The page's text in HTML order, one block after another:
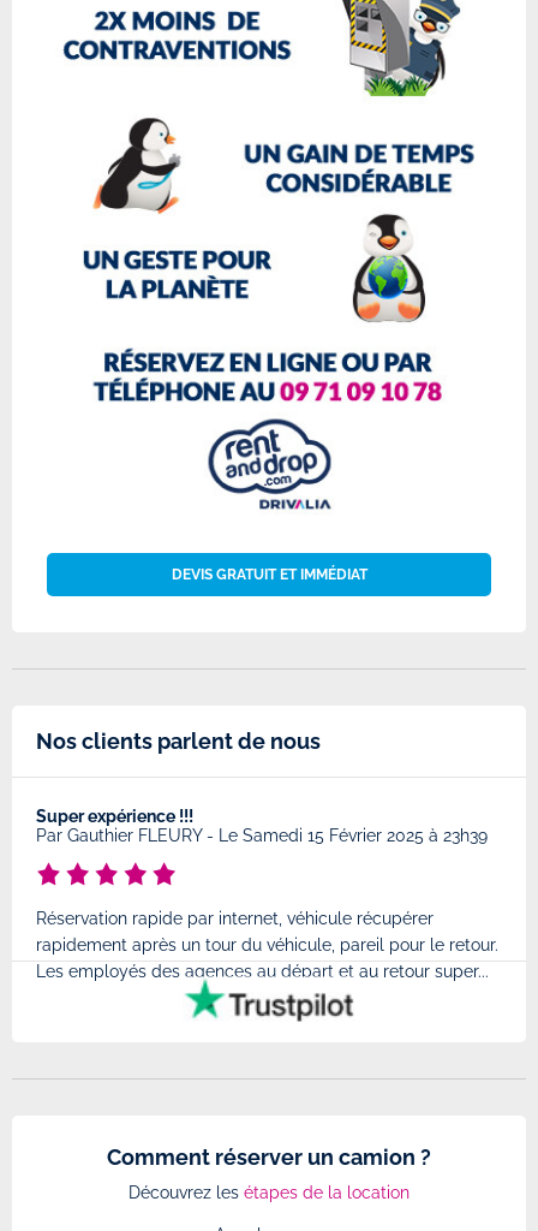
DEVIS GRATUIT ET IMMÉDIAT
Nos clients parlent de nous
Super expérience !!!
Par Gauthier FLEURY- Le Samedi 15 Février 2025 à 23h39
Réservation rapide par internet, véhicule récupérer
rapidement après un tour du véhicule, pareil pour le retour.
Les employés des agences au départ et au retour super...
Comment réserver un camion ?
Découvrez les étapes de la location